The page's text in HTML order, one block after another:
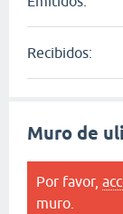
Recibidos:
Muro de
Por favor,
muro.